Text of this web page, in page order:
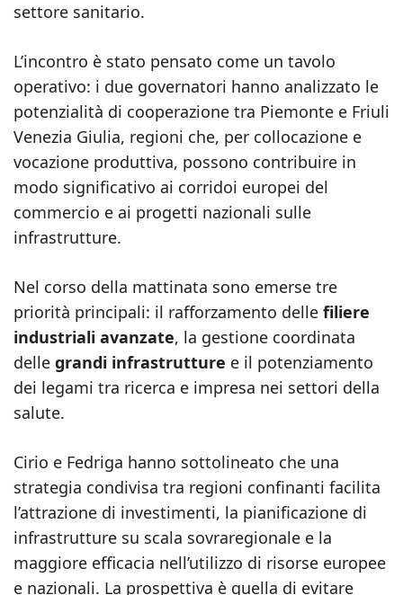
settore sanitario.
L’incontro è stato pensato come un tavolo
operativo: i due governatori hanno analizzato le
potenzialità di cooperazione tra Piemonte e Friuli
Venezia Giulia, regioni che, per collocazione e
vocazione produttiva, possono contribuire in
modo significativo ai corridoi europei del
commercio e ai progetti nazionali sulle
infrastrutture.
Nel corso della mattinata sono emerse tre
priorità principali: il rafforzamento delle filiere
industriali avanzate, la gestione coordinata
delle grandi infrastrutture e il potenziamento
dei legami tra ricerca e impresa nei settori della
salute.
Cirio e Fedriga hanno sottolineato che una
strategia condivisa tra regioni confinanti facilita
l’attrazione di investimenti, la pianificazione di
infrastrutture su scala sovraregionale e la
maggiore efficacia nell’utilizzo di risorse europee
e nazionali. La prospettiva è quella di evitare